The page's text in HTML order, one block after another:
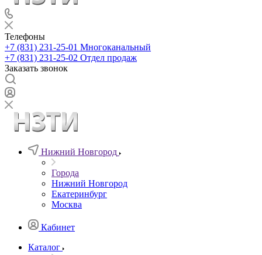
Телефоны
+7 (831) 231-25-01 Многоканальный
+7 (831) 231-25-02 Отдел продаж
Заказать звонок
Нижний Новгород
Города
Нижний Новгород
Екатеринбург
Москва
Кабинет
Каталог